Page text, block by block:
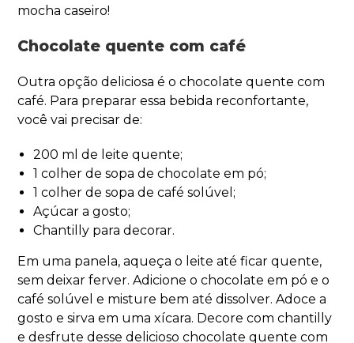
mocha caseiro!
Chocolate quente com café
Outra opção deliciosa é o chocolate quente com
café. Para preparar essa bebida reconfortante,
você vai precisar de:
200 ml de leite quente;
1 colher de sopa de chocolate em pó;
1 colher de sopa de café solúvel;
Açúcar a gosto;
Chantilly para decorar.
Em uma panela, aqueça o leite até ficar quente,
sem deixar ferver. Adicione o chocolate em pó e o
café solúvel e misture bem até dissolver. Adoce a
gosto e sirva em uma xícara. Decore com chantilly
e desfrute desse delicioso chocolate quente com